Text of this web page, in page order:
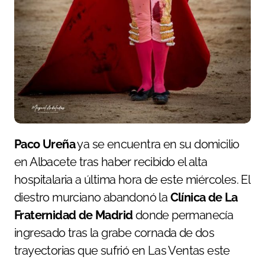
Paco Ureñaya se encuentra en su domicilio
en Albacete tras haber recibido el alta
hospitalaria a última hora de este miércoles. El
diestro murciano abandonó la Clínica de La
Fraternidad de Madriddonde permanecía
ingresado tras la grabe cornada de dos
trayectorias que sufrió en Las Ventas este